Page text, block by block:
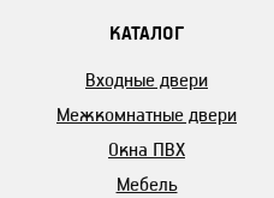
КАТАЛОГ
Входные двери
Межкомнатные двери
Окна ПВХ
Мебель